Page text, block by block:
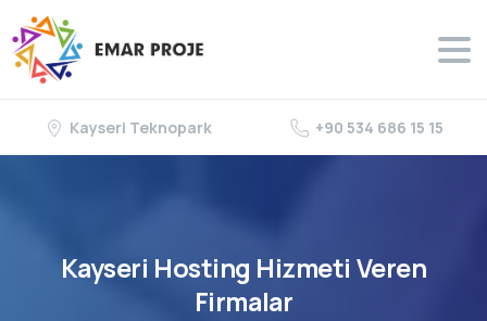
Kayseri Teknopark +90 534 686 15 15
Kayseri Hosting Hizmeti Veren
Firmalar